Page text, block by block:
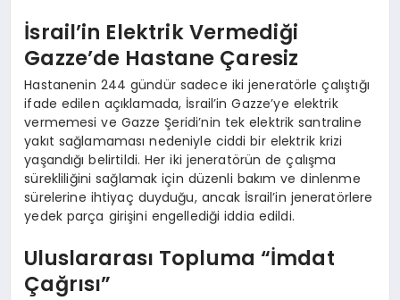
İsrail’in Elektrik Vermediği
Gazze’de Hastane Çaresiz
Hastanenin 244 gündür sadece iki jeneratörle çalıştığı
ifade edilen açıklamada, İsrail’in Gazze’ye elektrik
vermemesi ve Gazze Şeridi’nin tek elektrik santraline
yakıt sağlamaması nedeniyle ciddi bir elektrik krizi
yaşandığı belirtildi. Her iki jeneratörün de çalışma
sürekliliğini sağlamak için düzenli bakım ve dinlenme
sürelerine ihtiyaç duyduğu, ancak İsrail’in jeneratörlere
yedek parça girişini engellediği iddia edildi.
Uluslararası Topluma “İmdat
Çağrısı”